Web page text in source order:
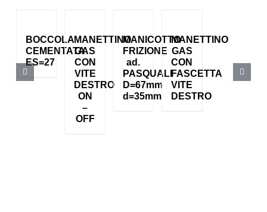
BOCCOLA
CEMENTATA
ES=27
MANETTINO
GAS
CON
VITE
DESTRO
ON
–
OFF
MANICOTTO
FRIZIONE
ad.
PASQUALI
D=67mm
d=35mm
MANETTINO
GAS
CON
FASCETTA
VITE
DESTRO